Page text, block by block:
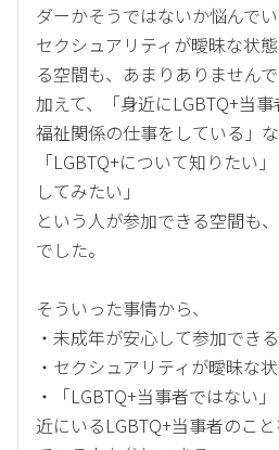
ダーかそうではないか悩んでい
セクシュアリティが曖昧な状
る空間も、あまりありませんで
加えて、「身近にLGBTQ+当
福祉関係の仕事をしている」
「LGBTQ+について知りたい
してみたい」
という人が参加できる空間も
でした。
そういった事情から、
・未成年が安心して参加できる
・セクシュアリティが曖昧な
・「LGBTQ+当事者ではない
近にいるLGBTQ+当事者のこ